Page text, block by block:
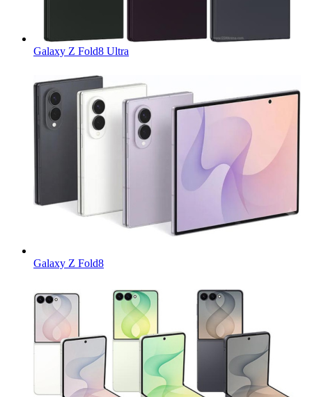
Galaxy Z Fold8 Ultra
Galaxy Z Fold8